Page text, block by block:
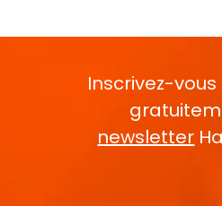
Inscrivez-
newsletter